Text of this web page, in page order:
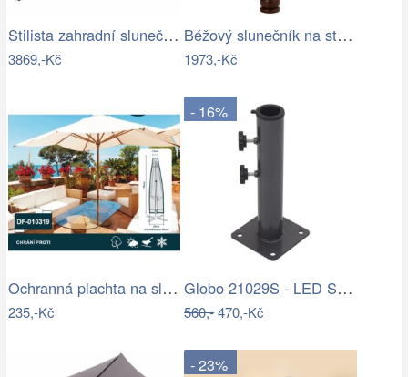
Stilista zahradní slunečník 350 cm…
3869,-Kč
Béžový slunečník na stůl s třásněmi a…
1973,-Kč
Ochranná plachta na slunečník 200-300 cm
235,-Kč
- 16%
Globo 21029S - LED Stm. nab. dot.…
560,-470,-Kč
- 23%